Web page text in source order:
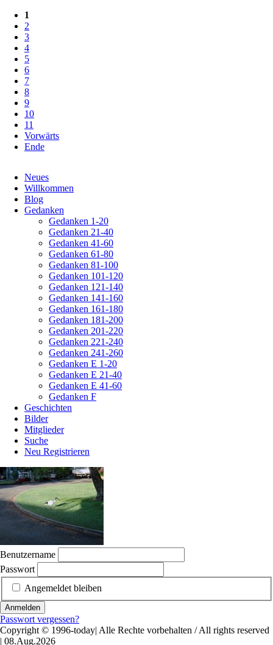
1
2
3
4
5
6
7
8
9
10
11
Vorwärts
Ende
überspringen
Neues
Willkommen
Blog
Gedanken
Gedanken 1-20
Gedanken 21-40
Gedanken 41-60
Gedanken 61-80
Gedanken 81-100
Gedanken 101-120
Gedanken 121-140
Gedanken 141-160
Gedanken 161-180
Gedanken 181-200
Gedanken 201-220
Gedanken 221-240
Gedanken 241-260
Gedanken E 1-20
Gedanken E 21-40
Gedanken E 41-60
Gedanken F
Geschichten
Bilder
Mitglieder
Suche
Neu Registrieren
Benutzername
Passwort
Angemeldet bleiben
Anmelden
Passwort vergessen?
Copyright © 1996-today| Alle Rechte vorbehalten / All rights reserved
| 08.Aug.2026